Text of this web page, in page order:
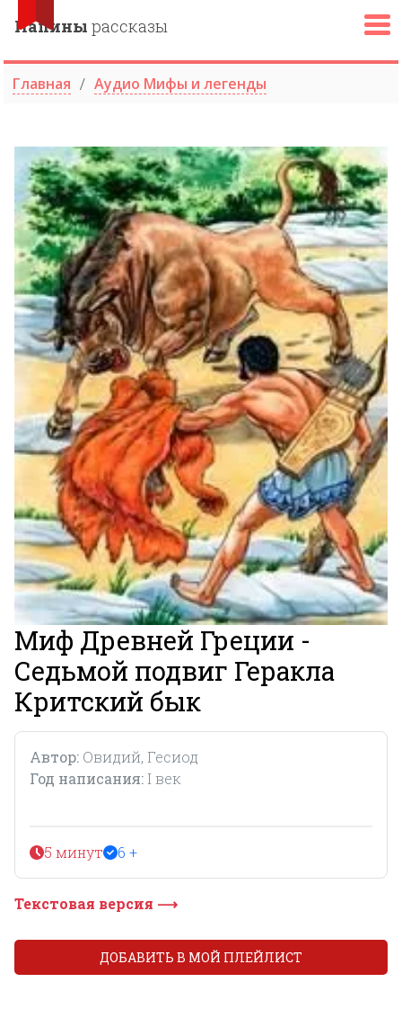
Папины рассказы
Главная Аудио Мифы и легенды
Миф Древней Греции -
Седьмой подвиг Геракла
Критский бык
Автор: Овидий, Гесиод
Год написания: I век
5 минут 6 +
Текстовая версия ⟶
ДОБАВИТЬ В МОЙ ПЛЕЙЛИСТ